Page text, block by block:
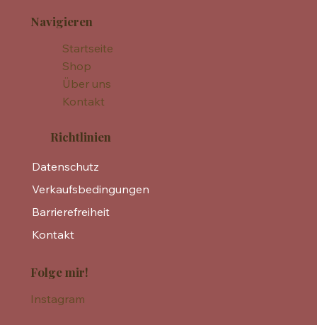
Navigieren
Startseite
Shop
Über uns
Kontakt
Richtlinien
Datenschutz
Verkaufsbedingungen
Barrierefreiheit
Kontakt
Folge mir!
Instagram